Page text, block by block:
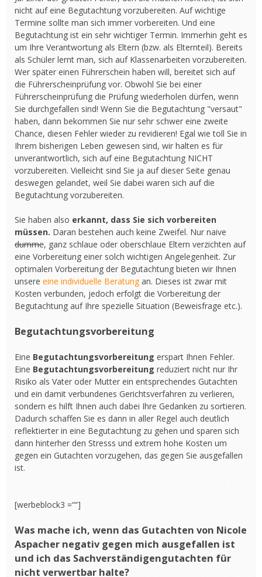
nicht auf eine Begutachtung vorzubereiten. Auf wichtige
Termine sollte man sich immer vorbereiten. Und eine
Begutachtung ist ein sehr wichtiger Termin. Immerhin geht es
um Ihre Verantwortung als Eltern (bzw. als Elternteil). Bereits
als Schüler lernt man, sich auf Klassenarbeiten vorzubereiten.
Wer später einen Führerschein haben will, bereitet sich auf
die Führerscheinprüfung vor. Obwohl Sie bei einer
Führerscheinprüfung die Prüfung wiederholen dürfen, wenn
Sie durchgefallen sind! Wenn Sie die Begutachtung "versaut"
haben, dann bekommen Sie nur sehr schwer eine zweite
Chance, diesen Fehler wieder zu revidieren! Egal wie toll Sie in
Ihrem bisherigen Leben gewesen sind, wir halten es für
unverantwortlich, sich auf eine Begutachtung NICHT
vorzubereiten. Vielleicht sind Sie ja auf dieser Seite genau
deswegen gelandet, weil Sie dabei waren sich auf die
Begutachtung vorzubereiten.
Sie haben also erkannt, dass Sie sich vorbereiten
müssen. Daran bestehen auch keine Zweifel. Nur naive
dumme, ganz schlaue oder oberschlaue Eltern verzichten auf
eine Vorbereitung einer solch wichtigen Angelegenheit. Zur
optimalen Vorbereitung der Begutachtung bieten wir Ihnen
unsere eine individuelle Beratungan. Dieses ist zwar mit
Kosten verbunden, jedoch erfolgt die Vorbereitung der
Begutachtung auf Ihre spezielle Situation (Beweisfrage etc.).
Begutachtungsvorbereitung
Eine Begutachtungsvorbereitung erspart Ihnen Fehler.
Eine Begutachtungsvorbereitung reduziert nicht nur Ihr
Risiko als Vater oder Mutter ein entsprechendes Gutachten
und ein damit verbundenes Gerichtsverfahren zu verlieren,
sondern es hilft Ihnen auch dabei Ihre Gedanken zu sortieren.
Dadurch schaffen Sie es dann in aller Regel auch deutlich
reflektierter in eine Begutachtung zu gehen und sparen sich
dann hinterher den Stresss und extrem hohe Kosten um
gegen ein Gutachten vorzugehen, das gegen Sie ausgefallen
ist.
[werbeblock3 =““]
Was mache ich, wenn das Gutachten von Nicole
Aspacher negativ gegen mich ausgefallen ist
und ich das Sachverständigengutachten für
nicht verwertbar halte?